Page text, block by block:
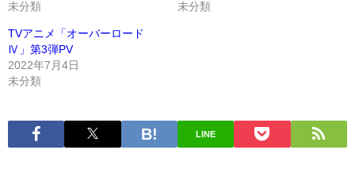
未分類
未分類
TVアニメ「オーバーロード
Ⅳ」第3弾PV
2022年7月4日
未分類
LINE